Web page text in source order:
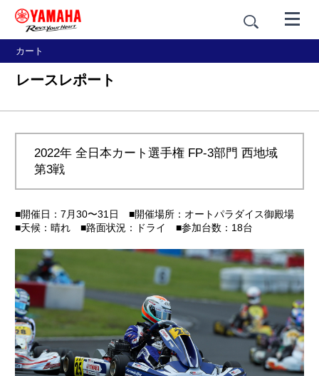
カート
レースレポート
2022年 全日本カート選手権 FP-3部門 西地域
第3戦
■開催日：7月30〜31日 ■開催場所：オートパラダイス御殿場
■天候：晴れ ■路面状況：ドライ ■参加台数：18台